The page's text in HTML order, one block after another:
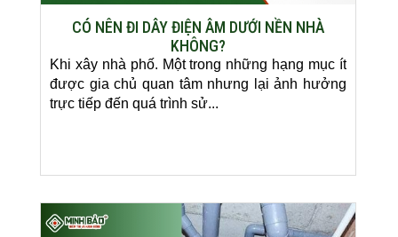
CÓ NÊN ĐI DÂY ĐIỆN ÂM DƯỚI NỀN NHÀ
KHÔNG?
Khi xây nhà phố. Một trong những hạng mục ít
được gia chủ quan tâm nhưng lại ảnh hưởng
trực tiếp đến quá trình sử...